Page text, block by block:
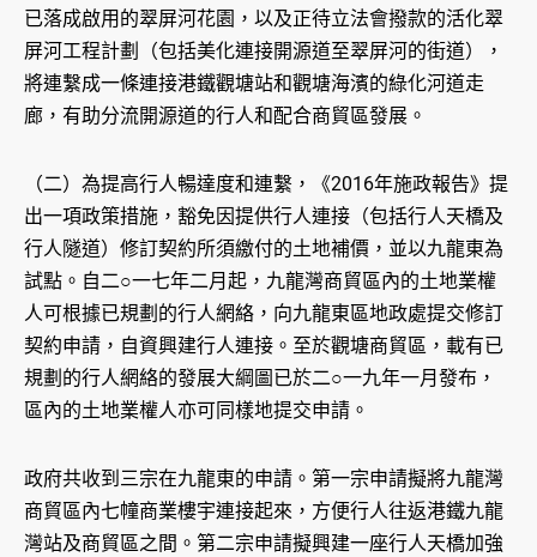
已落成啟用的翠屏河花園，以及正待立法會撥款的活化翠
屏河工程計劃（包括美化連接開源道至翠屏河的街道），
將連繫成一條連接港鐵觀塘站和觀塘海濱的綠化河道走
廊，有助分流開源道的行人和配合商貿區發展。
（二）為提高行人暢達度和連繫，《2016年施政報告》提
出一項政策措施，豁免因提供行人連接（包括行人天橋及
行人隧道）修訂契約所須繳付的土地補價，並以九龍東為
試點。自二○一七年二月起，九龍灣商貿區內的土地業權
人可根據已規劃的行人網絡，向九龍東區地政處提交修訂
契約申請，自資興建行人連接。至於觀塘商貿區，載有已
規劃的行人網絡的發展大綱圖已於二○一九年一月發布，
區內的土地業權人亦可同樣地提交申請。
政府共收到三宗在九龍東的申請。第一宗申請擬將九龍灣
商貿區內七幢商業樓宇連接起來，方便行人往返港鐵九龍
灣站及商貿區之間。第二宗申請擬興建一座行人天橋加強